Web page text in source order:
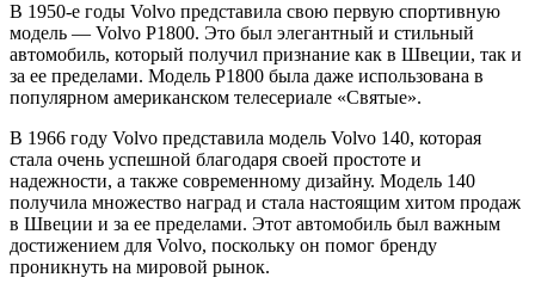
В 1950-е годы Volvo представила свою первую спортивную
модель — Volvo P1800. Это был элегантный и стильный
автомобиль, который получил признание как в Швеции, так и
за ее пределами. Модель P1800 была даже использована в
популярном американском телесериале «Святые».
В 1966 году Volvo представила модель Volvo 140, которая
стала очень успешной благодаря своей простоте и
надежности, а также современному дизайну. Модель 140
получила множество наград и стала настоящим хитом продаж
в Швеции и за ее пределами. Этот автомобиль был важным
достижением для Volvo, поскольку он помог бренду
проникнуть на мировой рынок.